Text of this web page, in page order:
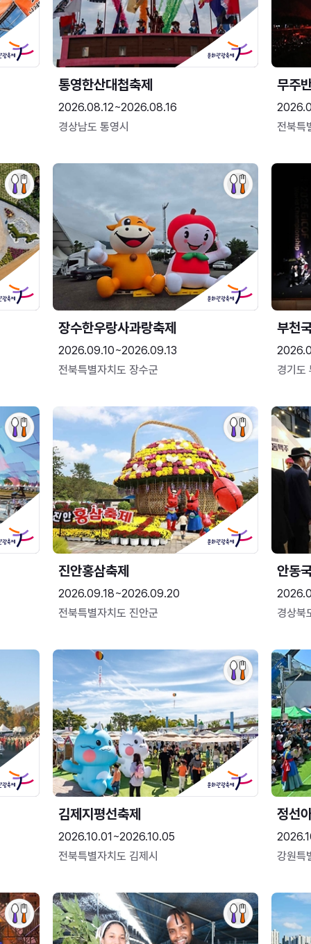
통영한산대첩축제
2026.08.12~2026.08.16
경상남도 통영시
무주
전북특
장수한우랑사과랑축제
2026.09.10~2026.09.13
전북특별자치도 장수군
부천
경기도
진안홍삼축제
2026.09.18~2026.09.20
전북특별자치도 진안군
안동
경상북
김제지평선축제
2026.10.01~2026.10.05
전북특별자치도 김제시
정선
강원특